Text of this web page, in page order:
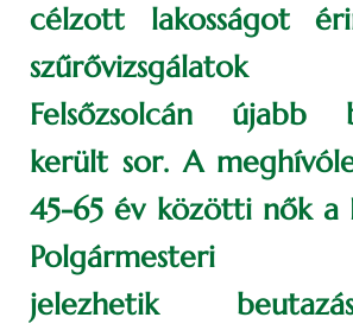
célzott lakosságot
szűrővizsgálatok
Felsőzsolcán újabb
került sor. A
45-65 év közötti nők a
Polgármesteri
jelezhetik